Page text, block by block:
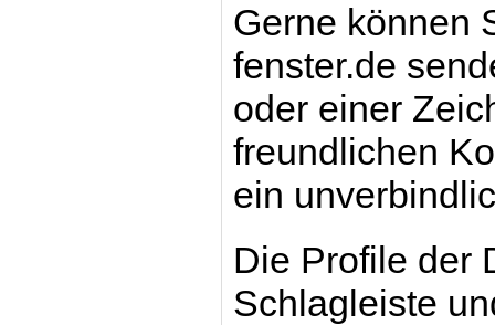
Gerne können
fenster.de
oder einer
freundlichen
ein
Die Profile der
Schlagleiste